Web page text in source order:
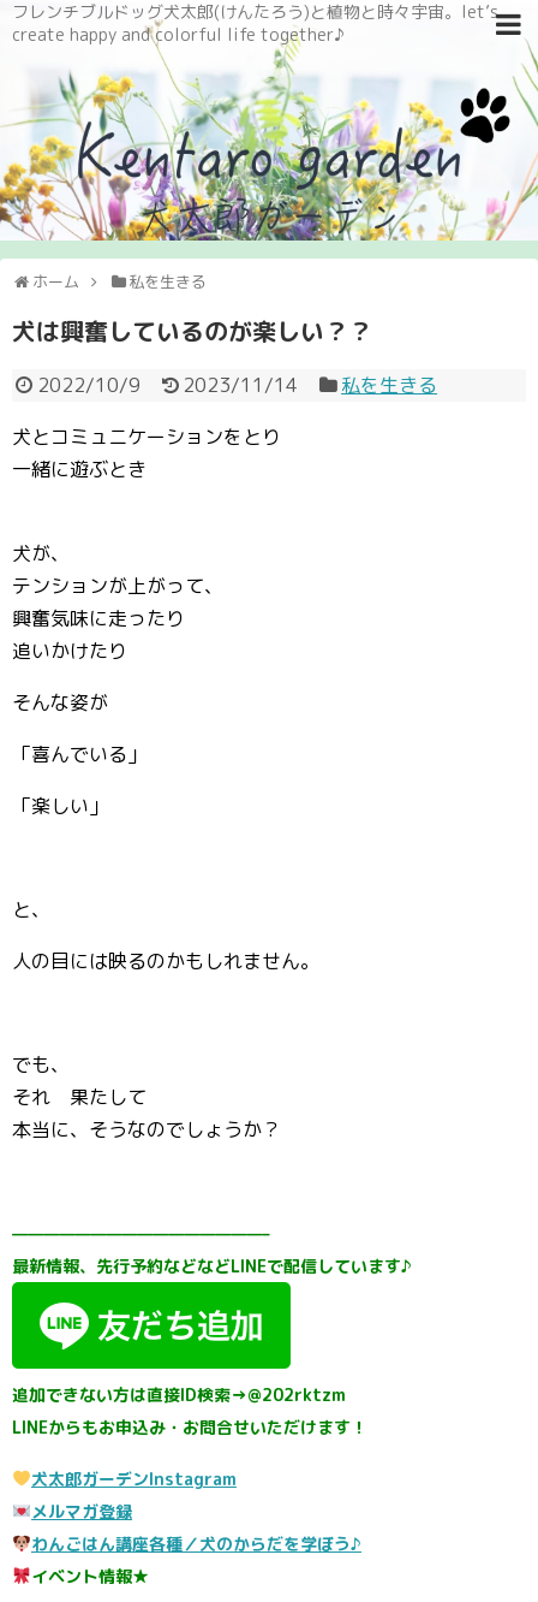
フレンチブルドッグ犬太郎(けんたろう)と植物と時々宇宙。let’s
create happy and colorful life together♪
ホーム 私を生きる
犬は興奮しているのが楽しい？？
2022/10/9 2023/11/14
私を生きる
犬とコミュニケーションをとり
一緒に遊ぶとき
犬が、
テンションが上がって、
興奮気味に走ったり
追いかけたり
そんな姿が
「喜んでいる」
「楽しい」
と、
人の目には映るのかもしれません。
でも、
それ 果たして
本当に、そうなのでしょうか？
————————————————–
最新情報、先行予約などなどLINEで配信しています♪
追加できない方は直接ID検索→@202rktzm
LINEからもお申込み・お問合せいただけます！
犬太郎ガーデンInstagram
メルマガ登録
わんごはん講座各種／犬のからだを学ぼう♪
イベント情報★